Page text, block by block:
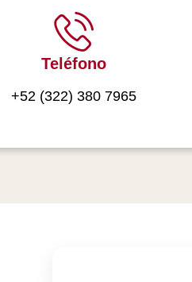
Teléfono
+52 (322) 380 7965